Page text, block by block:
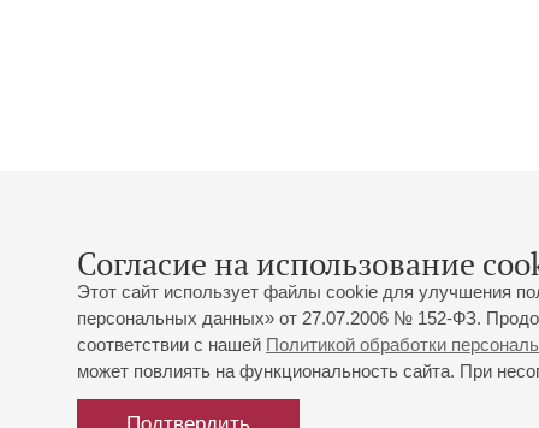
Согласие на использование
Этот сайт использует файлы cookie для улучшения
персональных данных» от 27.07.2006 № 152-ФЗ.
соответствии с нашей Политикой обработки
может повлиять на функциональность сайта. При